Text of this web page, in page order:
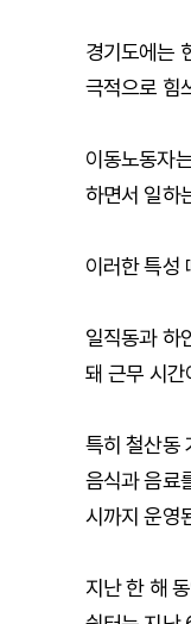
경기도에는
극적으로 힘
이동노동자
하면서 일하
이러한 특성
일직동과 하
돼 근무 시간
특히 철산동
음식과 음료
시까지 운영
지난 한 해